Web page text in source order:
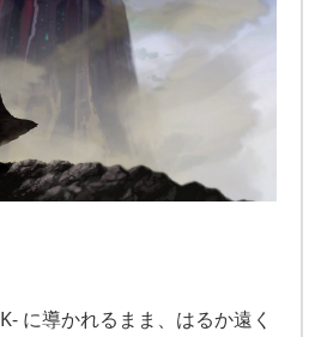
に導かれるまま、はるか遠く